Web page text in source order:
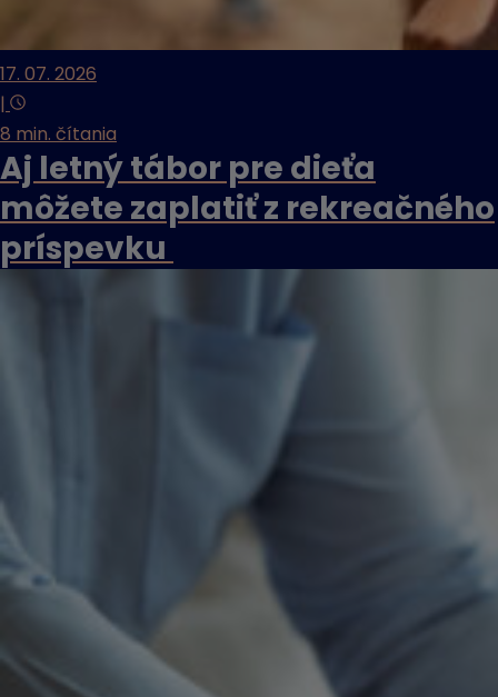
17. 07. 2026
|
8 min. čítania
Aj letný tábor pre dieťa
môžete zaplatiť z rekreačného
príspevku